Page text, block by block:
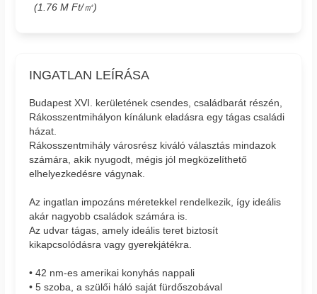
(1.76 M Ft/㎡)
INGATLAN LEÍRÁSA
Budapest XVI. kerületének csendes, családbarát részén,
Rákosszentmihályon kínálunk eladásra egy tágas családi
házat.
Rákosszentmihály városrész kiváló választás mindazok
számára, akik nyugodt, mégis jól megközelíthető
elhelyezkedésre vágynak.
Az ingatlan impozáns méretekkel rendelkezik, így ideális
akár nagyobb családok számára is.
Az udvar tágas, amely ideális teret biztosít
kikapcsolódásra vagy gyerekjátékra.
• 42 nm-es amerikai konyhás nappali
• 5 szoba, a szülői háló saját fürdőszobával